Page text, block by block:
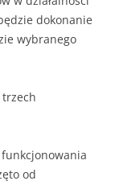
dokonanie
wybranego
trzech
od